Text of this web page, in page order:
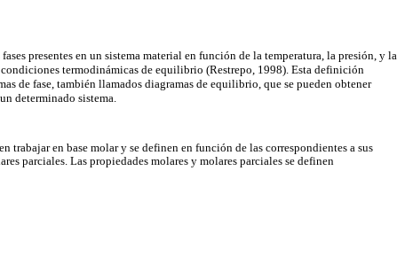
presentes en un sistema material en función de la temperatura, la presión, y la
termodinámicas de equilibrio (Restrepo, 1998). Esta definición
de fase, también llamados diagramas de equilibrio, que se pueden obtener
determinado sistema.
trabajar en base molar y se definen en función de las correspondientes a sus
parciales. Las propiedades molares y molares parciales se definen